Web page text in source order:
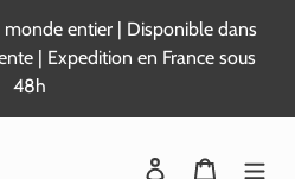
entier | Disponible dans
| Expedition en France sous
48h
Se connecter
Panier